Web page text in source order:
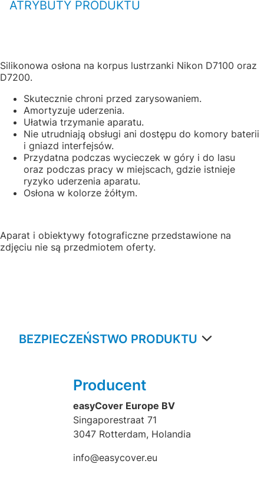
ATRYBUTY PRODUKTU
Silikonowa osłona na korpus lustrzanki Nikon D7100 oraz
D7200.
Skutecznie chroni przed zarysowaniem.
Amortyzuje uderzenia.
Ułatwia trzymanie aparatu.
Nie utrudniają obsługi ani dostępu do komory baterii
i gniazd interfejsów.
Przydatna podczas wycieczek w góry i do lasu
oraz podczas pracy w miejscach, gdzie istnieje
ryzyko uderzenia aparatu.
Osłona w kolorze żółtym.
Aparat i obiektywy fotograficzne przedstawione na
zdjęciu nie są przedmiotem oferty.
BEZPIECZEŃSTWO PRODUKTU
Producent
easyCover Europe BV
Singaporestraat 71
3047 Rotterdam, Holandia
info@easycover.eu